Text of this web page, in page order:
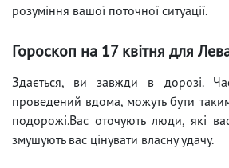
розуміння вашої поточної ситуації.
Гороскоп на 17 квітня для
Здається, ви завжди в дорозі.
проведений вдома, можуть бути
подорожі.Вас оточують люди, які
змушують вас цінувати власну удачу.